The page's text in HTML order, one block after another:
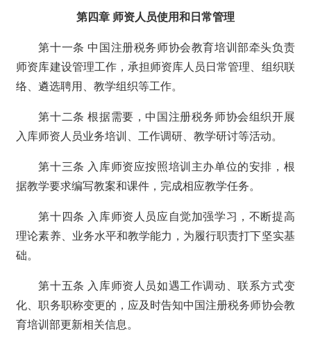
第四章 师资人员使用和日常管理
第十一条 中国注册税务师协会教育培训部牵头负责
师资库建设管理工作，承担师资库人员日常管理、组织联
络、遴选聘用、教学组织等工作。
第十二条 根据需要，中国注册税务师协会组织开展
入库师资人员业务培训、工作调研、教学研讨等活动。
第十三条 入库师资应按照培训主办单位的安排，根
据教学要求编写教案和课件，完成相应教学任务。
第十四条 入库师资人员应自觉加强学习，不断提高
理论素养、业务水平和教学能力，为履行职责打下坚实基
础。
第十五条 入库师资人员如遇工作调动、联系方式变
化、职务职称变更的，应及时告知中国注册税务师协会教
育培训部更新相关信息。